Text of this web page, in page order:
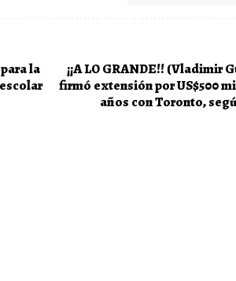
la
¡¡A LO GRANDE!! (Vladimir
firmó extensión por US$500
años con Toronto,